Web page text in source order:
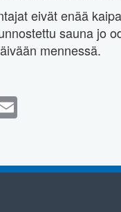
eivät enää
sauna jo
mennessä.